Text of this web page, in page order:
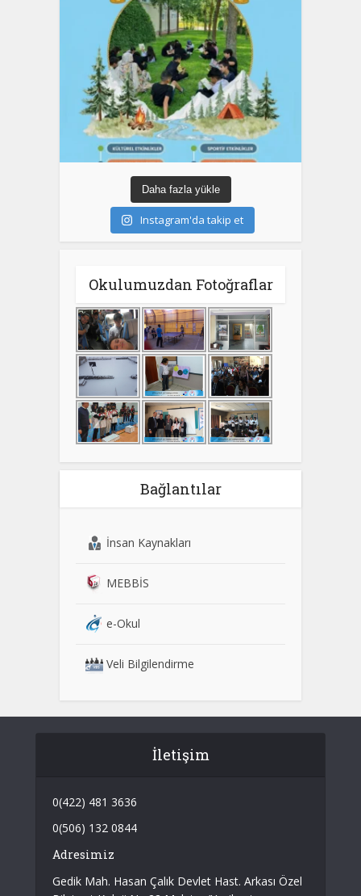
Daha fazla yükle
Instagram'da takip et
Okulumuzdan Fotoğraflar
Bağlantılar
İnsan Kaynakları
MEBBİS
e-Okul
Veli Bilgilendirme
İletişim
0(422) 481 3636
0(506) 132 0844
Adresimiz
Gedik Mah. Hasan Çalık Devlet Hast. Arkası Özel